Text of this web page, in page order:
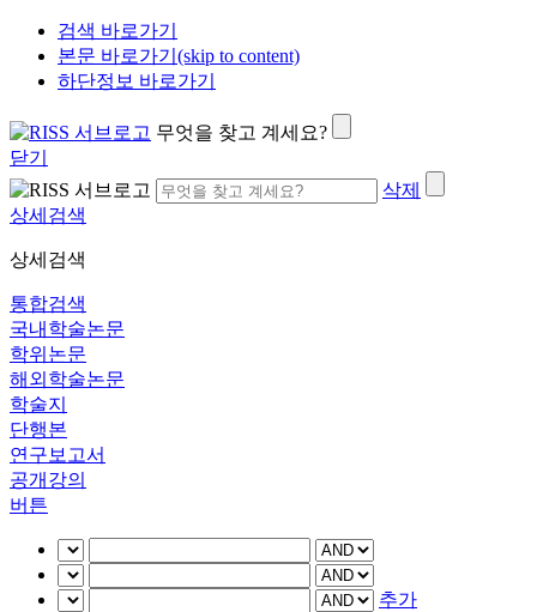
검색 바로가기
본문 바로가기(skip to content)
하단정보 바로가기
무엇을 찾고 계세요?
닫기
삭제
상세검색
상세검색
통합검색
국내학술논문
학위논문
해외학술논문
학술지
단행본
연구보고서
공개강의
버튼
추가